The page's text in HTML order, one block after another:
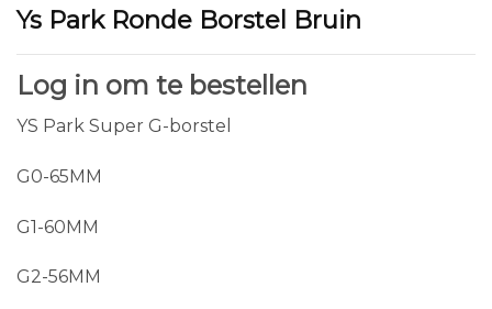
Ys Park Ronde Borstel Bruin
Log in om te bestellen
YS Park Super G-borstel
G0-65MM
G1-60MM
G2-56MM